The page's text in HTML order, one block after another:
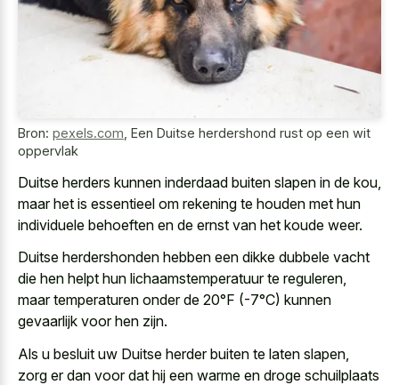
Bron: pexels.com Een Duitse herdershond rust op een wit
oppervlak
Duitse herders kunnen inderdaad buiten slapen in de kou,
maar het is essentieel om rekening te houden met hun
individuele behoeften en de ernst van het koude weer.
Duitse herdershonden hebben een dikke dubbele vacht
die hen helpt hun lichaamstemperatuur te reguleren,
maar temperaturen onder de 20°F (-7°C) kunnen
gevaarlijk voor hen zijn.
Als u besluit uw Duitse herder buiten te laten slapen,
zorg er dan voor dat hij een warme en droge schuilplaats